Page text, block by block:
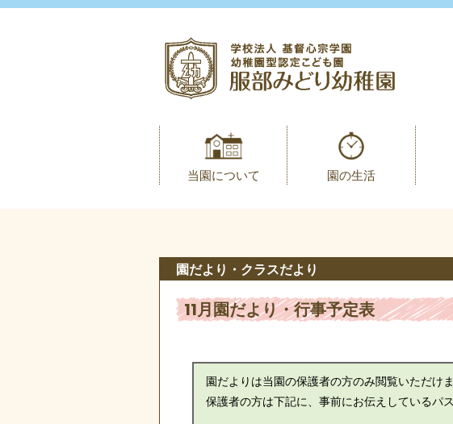
当園について 園の生活
園だより・クラスだより
11月園だより・行事予定表
園だよりは当園の保護者の方のみ閲覧いただけま
保護者の方は下記に、事前にお伝えしているパ